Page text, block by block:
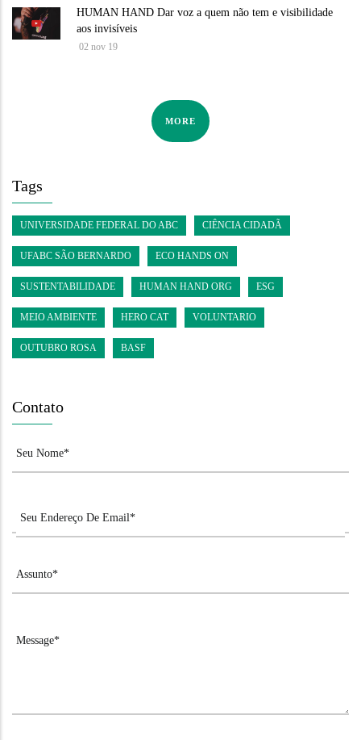
HUMAN HAND Dar voz a quem não tem e visibilidade
aos invisíveis
02 nov 19
MORE
Tags
UNIVERSIDADE FEDERAL DO ABC CIÊNCIA CIDADÃ
UFABC SÃO BERNARDO ECO HANDS ON
SUSTENTABILIDADE HUMAN HAND ORG ESG
MEIO AMBIENTE HERO CAT VOLUNTARIO
OUTUBRO ROSA BASF
Contato